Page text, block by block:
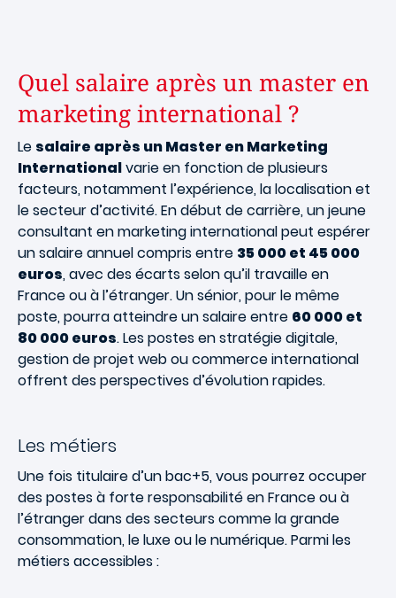
Quel salaire après un master en
marketing international ?
Le salaire après un Master en Marketing
Internationalvarie en fonction de plusieurs
facteurs, notamment l’expérience, la localisation et
le secteur d’activité. En début de carrière, un jeune
consultant en marketing international peut espérer
un salaire annuel compris entre 35 000 et 45 000
euros, avec des écarts selon qu’il travaille en
France ou à l’étranger. Un sénior, pour le même
poste, pourra atteindre un salaire entre 60 000 et
80 000 euros. Les postes en stratégie digitale,
gestion de projet web ou commerce international
offrent des perspectives d’évolution rapides.
Les métiers
Une fois titulaire d’un bac+5, vous pourrez occuper
des postes à forte responsabilité en France ou à
l’étranger dans des secteurs comme la grande
consommation, le luxe ou le numérique. Parmi les
métiers accessibles :